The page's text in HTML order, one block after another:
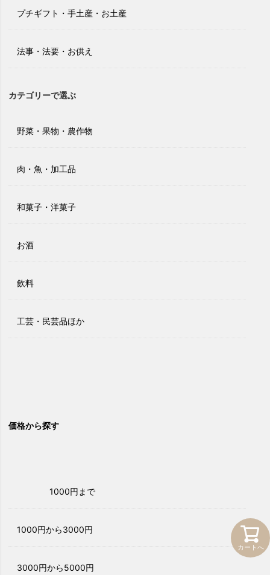
プチギフト・手土産・お土産
法事・法要・お供え
カテゴリーで選ぶ
野菜・果物・農作物
肉・魚・加工品
和菓子・洋菓子
お酒
飲料
工芸・民芸品ほか
価格から探す
1000円まで
1000円から3000円
3000円から5000円
カートへ